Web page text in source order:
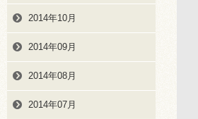
2014年10月
2014年09月
2014年08月
2014年07月